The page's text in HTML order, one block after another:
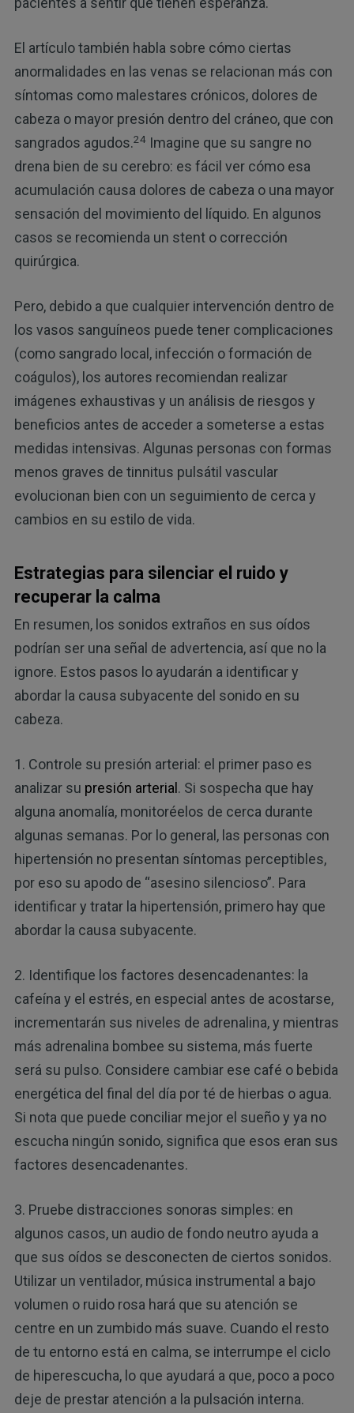
El artículo también habla sobre cómo ciertas
anormalidades en las venas se relacionan más con
síntomas como malestares crónicos, dolores de
cabeza o mayor presión dentro del cráneo, que con
sangrados agudos.24Imagine que su sangre no
drena bien de su cerebro: es fácil ver cómo esa
acumulación causa dolores de cabeza o una mayor
sensación del movimiento del líquido. En algunos
casos se recomienda un stent o corrección
quirúrgica.
Pero, debido a que cualquier intervención dentro de
los vasos sanguíneos puede tener complicaciones
(como sangrado local, infección o formación de
coágulos), los autores recomiendan realizar
imágenes exhaustivas y un análisis de riesgos y
beneficios antes de acceder a someterse a estas
medidas intensivas. Algunas personas con formas
menos graves de tinnitus pulsátil vascular
evolucionan bien con un seguimiento de cerca y
cambios en su estilo de vida.
Estrategias para silenciar el ruido y
recuperar la calma
En resumen, los sonidos extraños en sus oídos
podrían ser una señal de advertencia, así que no la
ignore. Estos pasos lo ayudarán a identificar y
abordar la causa subyacente del sonido en su
cabeza.
1. Controle su presión arterial: el primer paso es
analizar su presión arterial. Si sospecha que hay
alguna anomalía, monitoréelos de cerca durante
algunas semanas. Por lo general, las personas con
hipertensión no presentan síntomas perceptibles,
por eso su apodo de “asesino silencioso”. Para
identificar y tratar la hipertensión, primero hay que
abordar la causa subyacente.
2. Identifique los factores desencadenantes: la
cafeína y el estrés, en especial antes de acostarse,
incrementarán sus niveles de adrenalina, y mientras
más adrenalina bombee su sistema, más fuerte
será su pulso. Considere cambiar ese café o bebida
energética del final del día por té de hierbas o agua.
Si nota que puede conciliar mejor el sueño y ya no
escucha ningún sonido, significa que esos eran sus
factores desencadenantes.
3. Pruebe distracciones sonoras simples: en
algunos casos, un audio de fondo neutro ayuda a
que sus oídos se desconecten de ciertos sonidos.
Utilizar un ventilador, música instrumental a bajo
volumen o ruido rosa hará que su atención se
centre en un zumbido más suave. Cuando el resto
de tu entorno está en calma, se interrumpe el ciclo
de hiperescucha, lo que ayudará a que, poco a poco
deje de prestar atención a la pulsación interna.